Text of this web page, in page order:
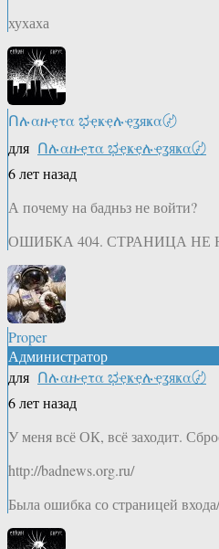
хухаха
Ոሉαዙҿτα ಭҿҝҿሉҿʓяҝα〄
для Ոሉαዙҿτα ಭҿҝҿሉҿʓяҝα〄
6 лет назад
А почему на бадньз не войти?
ОШИБКА 404. СТРАНИЦА НЕ
Proper
Администратор
для Ոሉαዙҿτα ಭҿҝҿሉҿʓяҝα〄
6 лет назад
У меня всё ОК, всё заходит.
http://badnews.org.ru/
Была ошибка со страницей